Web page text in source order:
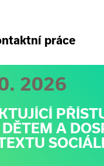
práce
2026
A